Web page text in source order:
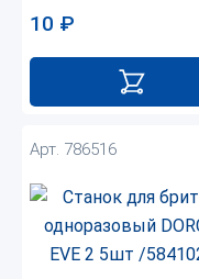
10 ₽
Арт. 786516